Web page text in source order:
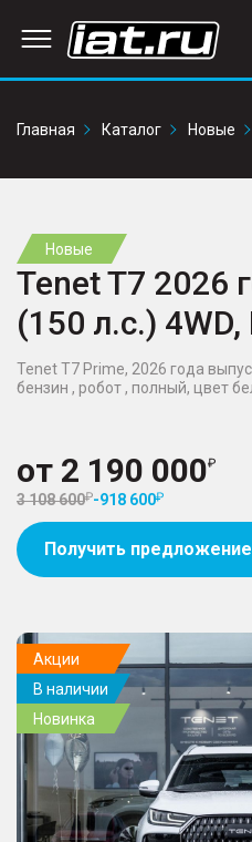
Главная
Каталог Новые
Новые
Tenet T7 2026
(150 л.с.)
Tenet T7 Prime, 2026 года
бензин , робот , полный, цвет
от 2 190 000
3 108 600 -918 600
Получить предложение
Акции
В наличии
Новинка